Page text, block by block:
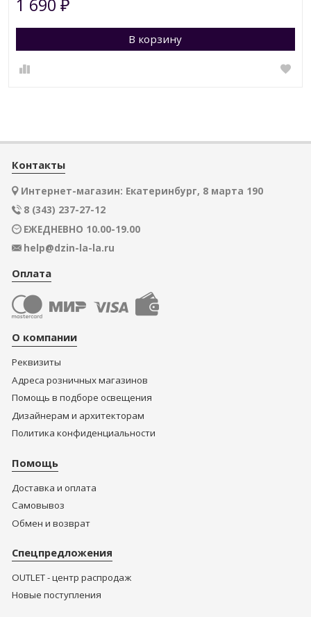
1 690₽
В корзину
Контакты
Интернет-магазин: Екатеринбург, 8 марта 190
8 (343) 237-27-12
ЕЖЕДНЕВНО 10.00-19.00
help@dzin-la-la.ru
Оплата
О компании
Реквизиты
Адреса розничных магазинов
Помощь в подборе освещения
Дизайнерам и архитекторам
Политика конфиденциальности
Помощь
Доставка и оплата
Самовывоз
Обмен и возврат
Спецпредложения
OUTLET - центр распродаж
Новые поступления